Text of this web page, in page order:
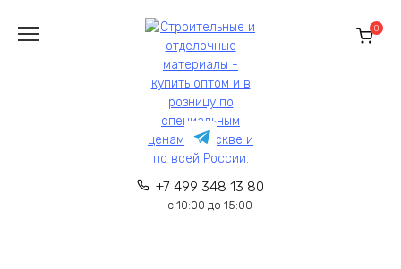
содержанию
+7 499 348 13 80
с 10:00 до 15:00
0